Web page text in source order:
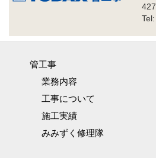
427
Tel:
管工事
業務内容
工事について
施工実績
みみずく修理隊